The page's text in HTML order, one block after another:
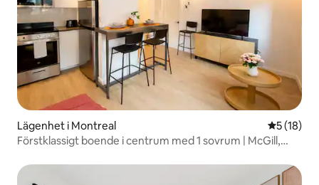
Lägenhet i Montreal 5 av 5 i
5 (18)
Förstklassigt boende i centrum med 1 sovrum | McGill,